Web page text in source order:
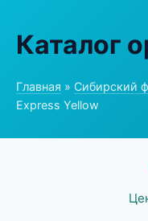
Каталог
Главная » Сибирский
Express Yellow